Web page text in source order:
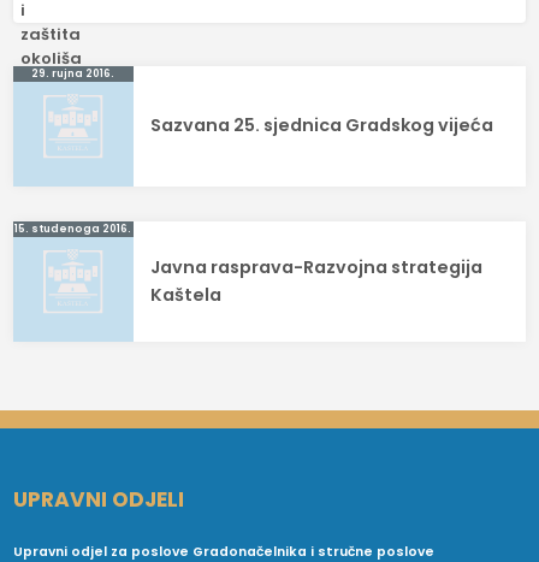
Navigacija
objava
29. rujna 2016.
Sazvana 25. sjednica Gradskog vijeća
15. studenoga 2016.
Javna rasprava-Razvojna strategija
Kaštela
UPRAVNI ODJELI
Upravni odjel za poslove Gradonačelnika i stručne poslove